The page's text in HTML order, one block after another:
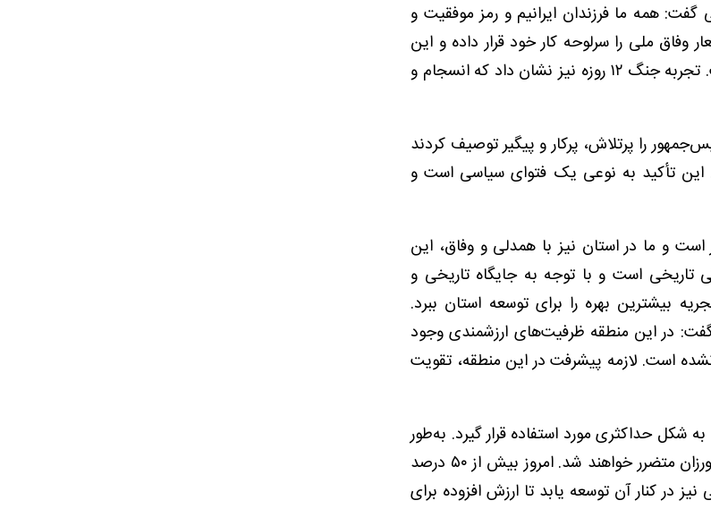
همه ما فرزندان ایرانیم و رمز موفقیت و
ملی را سرلوحه کار خود قرار داده و این
موضوع مورد تأیید و حمایت مقام معظم رهبری نیز قرار گرفته است. تجربه جنگ ۱۲ روزه نیز نشان داد که انسجام و
را پرتلاش، پرکار و پیگیر توصیف کردند
این تأکید به نوعی یک فتوای سیاسی است و
و ما در استان نیز با همدلی و وفاق، این
تاریخی است و با توجه به جایگاه تاریخی و
بیشترین بهره را برای توسعه استان ببرد.
گفت: در این منطقه ظرفیت‌های ارزشمندی وجود
است. لازمه پیشرفت در این منطقه، تقویت
حداکثری مورد استفاده قرار گیرد. به‌طور
خاص، سیب مراغه یک برند ملی است و اگر خام‌فروشی شود، کشاورزان متضرر خواهند شد. امروز بیش از ۵۰ درصد
در کنار آن توسعه یابد تا ارزش افزوده برای